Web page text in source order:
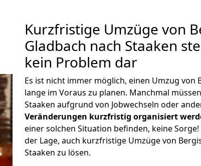
Kurzfristige Umzüge von
Gladbach nach Staaken
kein Problem dar
Es ist nicht immer möglich, einen Umzug von
lange im Voraus zu planen. Manchmal
Staaken aufgrund von Jobwechseln oder
Veränderungen kurzfristig organisiert
einer solchen Situation befinden, keine
der Lage, auch kurzfristige Umzüge von
Staaken zu lösen.